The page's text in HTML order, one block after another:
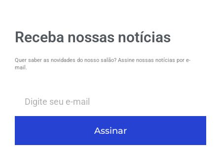
Receba nossas notícias
Quer saber as novidades do nosso salão? Assine nossas notícias por e-
mail.
Assinar